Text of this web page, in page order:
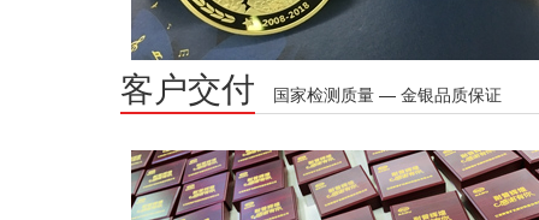
客户交付 国家检测质量 — 金银品质保证